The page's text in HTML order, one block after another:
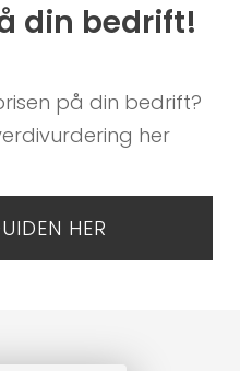
din bedrift!
på din bedrift?
her
HER